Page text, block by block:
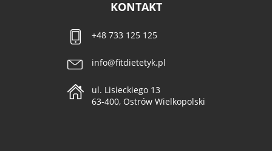
KONTAKT
+48 733 125 125
info@fitdietetyk.pl
ul. Lisieckiego 13
63-400, Ostrów Wielkopolski